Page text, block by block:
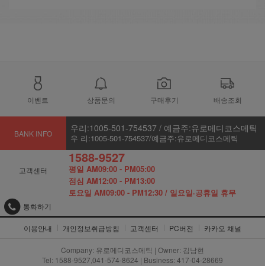
이벤트 상품문의 구매후기 배송조회
BANK INFO 우리:1005-501-754537 / 예금주:유로메디코스메틱
우 리:1005-501-754537/예금주:유로메디코스메틱
고객센터
1588-9527
평일 AM09:00 - PM05:00
점심 AM12:00 - PM13:00
토요일 AM09:00 - PM12:30 / 일요일·공휴일 휴무
통화하기
이용안내 개인정보취급방침 고객센터 PC버전 카카오 채널
Company: 유로메디코스메틱 | Owner: 김남현
Tel: 1588-9527,041-574-8624 | Business: 417-04-28669